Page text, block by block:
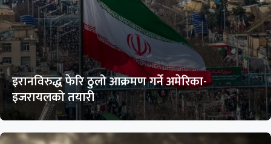
इरानविरुद्ध फेरि ठुलो आक्रमण गर्ने अमेरिका-
इजरायलको तयारी